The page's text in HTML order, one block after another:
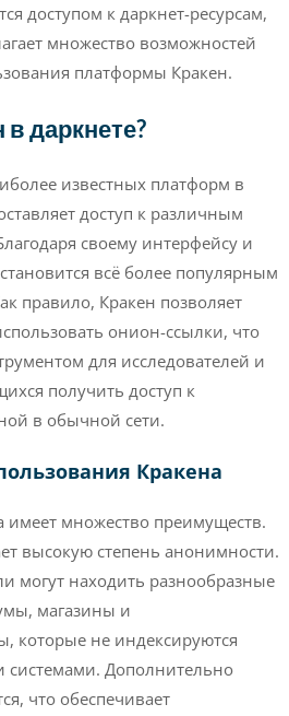
доступом к даркнет-ресурсам,
множество возможностей
платформы Кракен.
в даркнете?
известных платформ в
доступ к различным
своему интерфейсу и
всё более популярным
правило, Кракен позволяет
онион-ссылки, что
для исследователей и
получить доступ к
в обычной сети.
Кракена
имеет множество преимуществ.
высокую степень анонимности.
могут находить разнообразные
магазины и
которые не индексируются
Дополнительно
что обеспечивает